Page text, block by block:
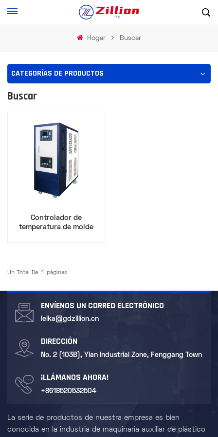
Hogar Buscar
CATEGORÍAS DE PRODUCTOS
Buscar
Controlador de
temperatura de molde
Un Total De 1 Páginas
ENVÍENOS UN CORREO ELECTRÓNICO
leika@gdzillion.cn
DIRECCIÓN
No. 2 (103B), Yian Industrial Zone, Fenggang Town
¡LLÁMANOS AHORA!
+8618520532504
La serie de productos de nuestra empresa es bien
conocida en la industria de maquinaria auxiliar de plástico